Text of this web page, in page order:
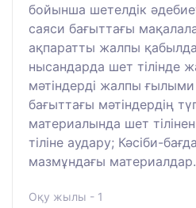
бойынша шетелдік
саяси бағыттағы
ақпаратты жалпы
нысандарда шет тілінде
мәтіндерді жалпы ғылыми
бағыттағы мәтіндердің
материалында шет
тіліне аудару; Кәсіби-
мазмұндағы материалдар.
Оқу жылы - 1